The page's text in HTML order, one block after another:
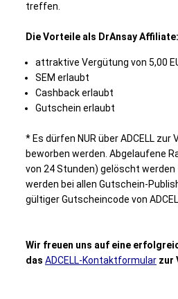
treffen.
Die Vorteile als DrAnsay Affiliate:
attraktive Vergütung von 5,00
SEM erlaubt
Cashback erlaubt
Gutschein erlaubt
* Es dürfen NUR über ADCELL
beworben werden. Abgelaufene
von 24 Stunden) gelöscht werden
werden bei allen Gutschein-
gültiger Gutscheincode von
Wir freuen uns auf eine
das ADCELL-Kontaktformular zur